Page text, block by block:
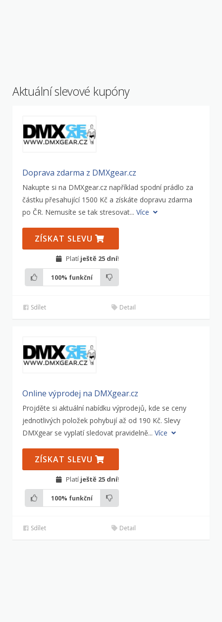
Aktuální slevové kupóny
Doprava zdarma z DMXgear.cz
Nakupte si na DMXgear.cz například spodní prádlo za
částku přesahující 1500 Kč a získáte dopravu zdarma
po ČR. Nemusíte se tak stresovat... Více
ZÍSKAT SLEVU
Platí ještě 25 dní!
100% funkční
Sdílet Detail
Online výprodej na DMXgear.cz
Projděte si aktuální nabídku výprodejů, kde se ceny
jednotlivých položek pohybují až od 190 Kč. Slevy
DMXgear se vyplatí sledovat pravidelně... Více
ZÍSKAT SLEVU
Platí ještě 25 dní!
100% funkční
Sdílet Detail